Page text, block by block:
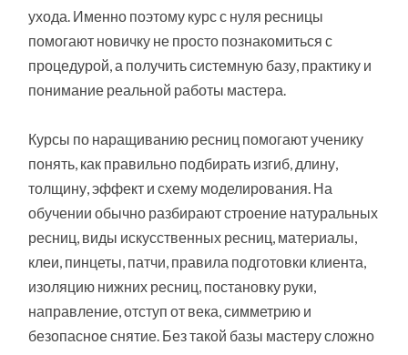
ухода. Именно поэтому курс с нуля ресницы
помогают новичку не просто познакомиться с
процедурой, а получить системную базу, практику и
понимание реальной работы мастера.
Курсы по наращиванию ресниц помогают ученику
понять, как правильно подбирать изгиб, длину,
толщину, эффект и схему моделирования. На
обучении обычно разбирают строение натуральных
ресниц, виды искусственных ресниц, материалы,
клеи, пинцеты, патчи, правила подготовки клиента,
изоляцию нижних ресниц, постановку руки,
направление, отступ от века, симметрию и
безопасное снятие. Без такой базы мастеру сложно